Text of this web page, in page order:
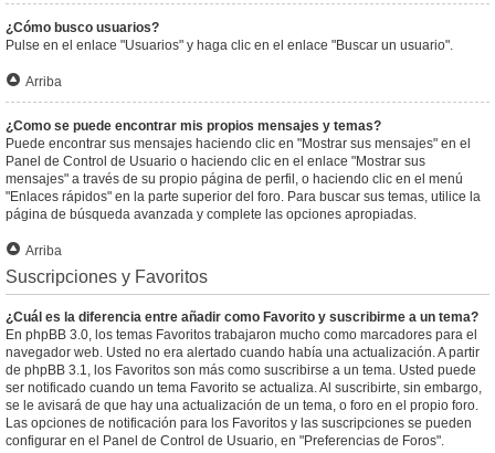
¿Cómo busco usuarios?
Pulse en el enlace "Usuarios" y haga clic en el enlace "Buscar un usuario".
Arriba
¿Como se puede encontrar mis propios mensajes y temas?
Puede encontrar sus mensajes haciendo clic en "Mostrar sus mensajes" en el
Panel de Control de Usuario o haciendo clic en el enlace "Mostrar sus
mensajes" a través de su propio página de perfil, o haciendo clic en el menú
"Enlaces rápidos" en la parte superior del foro. Para buscar sus temas, utilice la
página de búsqueda avanzada y complete las opciones apropiadas.
Arriba
Suscripciones y Favoritos
¿Cuál es la diferencia entre añadir como Favorito y suscribirme a un tema?
En phpBB 3.0, los temas Favoritos trabajaron mucho como marcadores para el
navegador web. Usted no era alertado cuando había una actualización. A partir
de phpBB 3.1, los Favoritos son más como suscribirse a un tema. Usted puede
ser notificado cuando un tema Favorito se actualiza. Al suscribirte, sin embargo,
se le avisará de que hay una actualización de un tema, o foro en el propio foro.
Las opciones de notificación para los Favoritos y las suscripciones se pueden
configurar en el Panel de Control de Usuario, en "Preferencias de Foros".